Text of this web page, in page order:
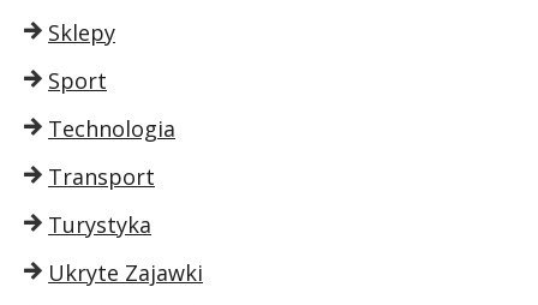
Sklepy
Sport
Technologia
Transport
Turystyka
Ukryte Zajawki